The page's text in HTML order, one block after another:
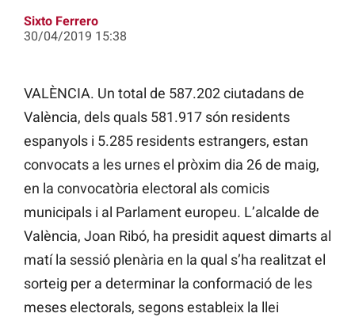
Sixto Ferrero
30/04/2019 15:38
VALÈNCIA. Un total de 587.202 ciutadans de
València, dels quals 581.917 són residents
espanyols i 5.285 residents estrangers, estan
convocats a les urnes el pròxim dia 26 de maig,
en la convocatòria electoral als comicis
municipals i al Parlament europeu. L’alcalde de
València, Joan Ribó, ha presidit aquest dimarts al
matí la sessió plenària en la qual s’ha realitzat el
sorteig per a determinar la conformació de les
meses electorals, segons estableix la llei